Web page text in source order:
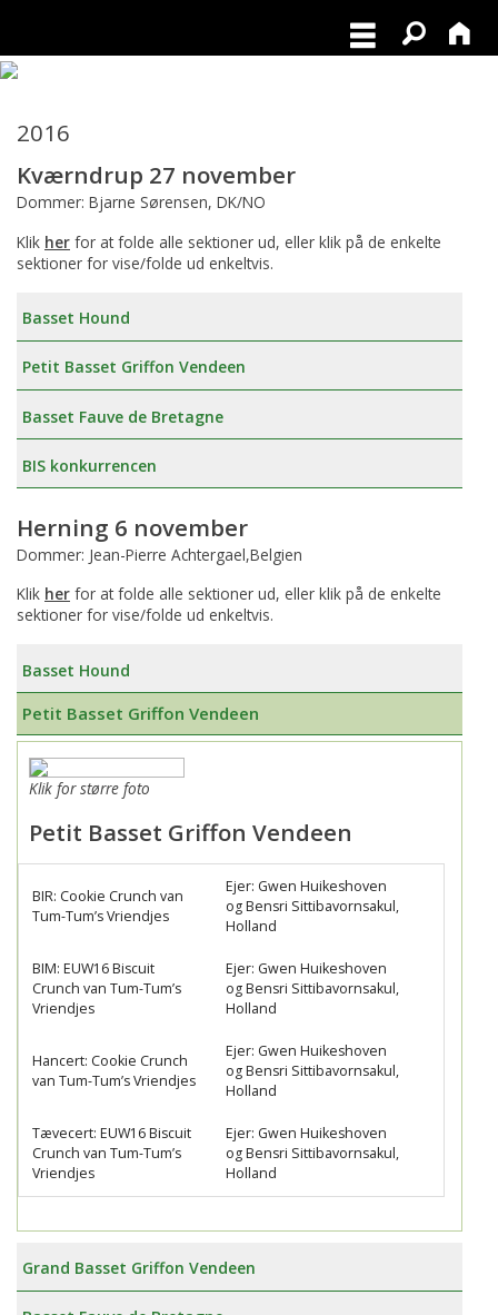
2016
Kværndrup 27 november
Dommer: Bjarne Sørensen, DK/NO
Klik her for at folde alle sektioner ud, eller klik på de enkelte
sektioner for vise/folde ud enkeltvis.
Basset Hound
Petit Basset Griffon Vendeen
Basset Fauve de Bretagne
BIS konkurrencen
Herning 6 november
Dommer: Jean-Pierre Achtergael,Belgien
Klik her for at folde alle sektioner ud, eller klik på de enkelte
sektioner for vise/folde ud enkeltvis.
Basset Hound
Petit Basset Griffon Vendeen
Klik for større foto
Petit Basset Griffon Vendeen
BIR: Cookie Crunch van
Tum-Tum’s Vriendjes
Ejer: Gwen Huikeshoven
og Bensri Sittibavornsakul,
Holland
BIM: EUW16 Biscuit
Crunch van Tum-Tum’s
Vriendjes
Ejer: Gwen Huikeshoven
og Bensri Sittibavornsakul,
Holland
Hancert: Cookie Crunch
van Tum-Tum’s Vriendjes
Ejer: Gwen Huikeshoven
og Bensri Sittibavornsakul,
Holland
Tævecert: EUW16 Biscuit
Crunch van Tum-Tum’s
Vriendjes
Ejer: Gwen Huikeshoven
og Bensri Sittibavornsakul,
Holland
Grand Basset Griffon Vendeen